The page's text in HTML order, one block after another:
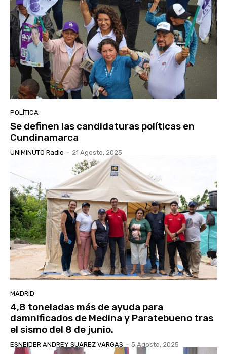
POLÍTICA
Se definen las candidaturas políticas en
Cundinamarca
UNIMINUTO Radio - 21 Agosto, 2025
MADRID
4,8 toneladas más de ayuda para
damnificados de Medina y Paratebueno tras
el sismo del 8 de junio.
ESNEIDER ANDREY SUAREZ VARGAS - 5 Agosto, 2025